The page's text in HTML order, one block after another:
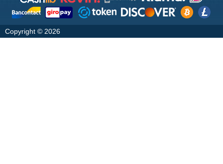
Copyright © 2026